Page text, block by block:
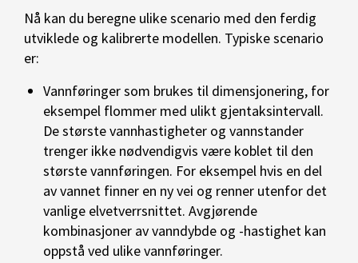
Nå kan du beregne ulike scenario med den ferdig
utviklede og kalibrerte modellen. Typiske scenario
er:
Vannføringer som brukes til dimensjonering, for
eksempel flommer med ulikt gjentaksintervall.
De største vannhastigheter og vannstander
trenger ikke nødvendigvis være koblet til den
største vannføringen. For eksempel hvis en del
av vannet finner en ny vei og renner utenfor det
vanlige elvetverrsnittet. Avgjørende
kombinasjoner av vanndybde og -hastighet kan
oppstå ved ulike vannføringer.